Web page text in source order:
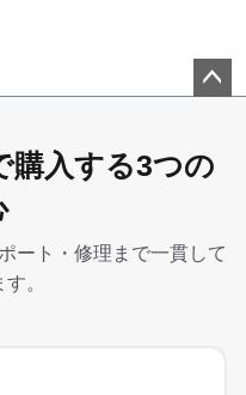
購入する3つの
ート・修理まで一貫して
。
ップ